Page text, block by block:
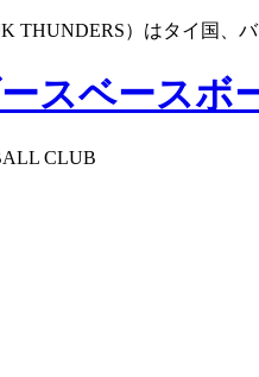
THUNDERS）はタイ国、
スベースボ
CLUB